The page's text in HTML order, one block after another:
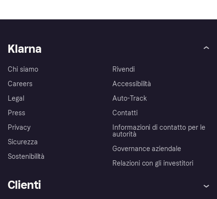
Klarna
Chi siamo
Careers
Legal
Press
Privacy
Sicurezza
Sostenibilità
Rivendi
Accessibilità
Auto-Track
Contatti
Informazioni di contatto per le
autorità
Governance aziendale
Relazioni con gli investitori
Clienti